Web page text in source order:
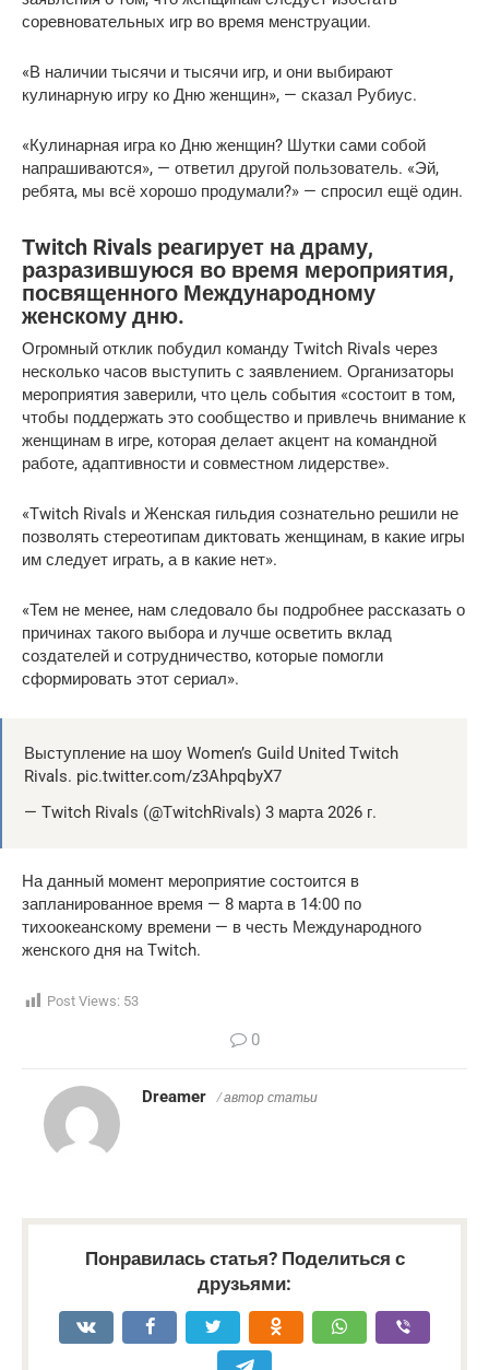
соревновательных игр во время менструации.
«В наличии тысячи и тысячи игр, и они выбирают
кулинарную игру ко Дню женщин», — сказал Рубиус.
«Кулинарная игра ко Дню женщин? Шутки сами собой
напрашиваются», — ответил другой пользователь. «Эй,
ребята, мы всё хорошо продумали?» — спросил ещё один.
Twitch Rivals реагирует на драму,
разразившуюся во время мероприятия,
посвященного Международному
женскому дню.
Огромный отклик побудил команду Twitch Rivals через
несколько часов выступить с заявлением. Организаторы
мероприятия заверили, что цель события «состоит в том,
чтобы поддержать это сообщество и привлечь внимание к
женщинам в игре, которая делает акцент на командной
работе, адаптивности и совместном лидерстве».
«Twitch Rivals и Женская гильдия сознательно решили не
позволять стереотипам диктовать женщинам, в какие игры
им следует играть, а в какие нет».
«Тем не менее, нам следовало бы подробнее рассказать о
причинах такого выбора и лучше осветить вклад
создателей и сотрудничество, которые помогли
сформировать этот сериал».
Выступление на шоу Women’s Guild United Twitch
Rivals. pic.twitter.com/z3AhpqbyX7
— Twitch Rivals (@TwitchRivals) 3 марта 2026 г.
На данный момент мероприятие состоится в
запланированное время — 8 марта в 14:00 по
тихоокеанскому времени — в честь Международного
женского дня на Twitch.
Post Views: 53
0
Dreamer / автор статьи
Понравилась статья? Поделиться с
друзьями: